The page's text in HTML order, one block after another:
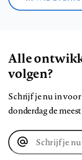
Alle
volgen?
Schrijf je nu in
donderdag de
E-